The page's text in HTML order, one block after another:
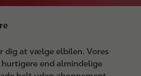
dig at vælge elbilen. Vores
hurtigere end almindelige